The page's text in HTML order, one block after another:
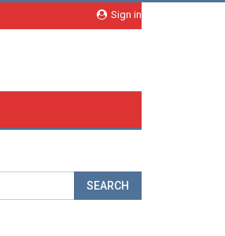
Sign in